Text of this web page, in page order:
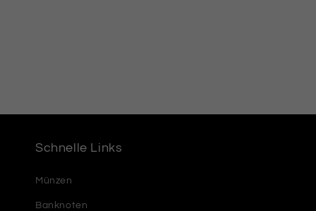
Schnelle Links
Münzen
Banknoten